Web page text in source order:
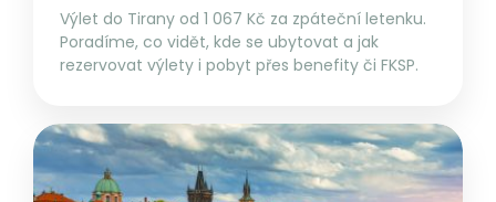
Výlet do Tirany od 1 067 Kč za zpáteční letenku.
Poradíme, co vidět, kde se ubytovat a jak
rezervovat výlety i pobyt přes benefity či FKSP.